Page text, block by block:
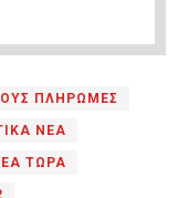
ΠΛΗΡΩΜΕΣ
ΝΕΑ
ΤΩΡΑ